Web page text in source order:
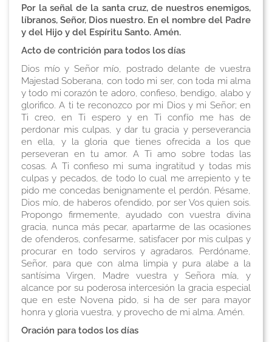
Por la señal de la santa cruz, de nuestros enemigos,
líbranos, Señor, Dios nuestro. En el nombre del Padre
y del Hijo y del Espíritu Santo. Amén.
Acto de contrición para todos los días
Dios mío y Señor mío, postrado delante de vuestra
Majestad Soberana, con todo mi ser, con toda mi alma
y todo mi corazón te adoro, confieso, bendigo, alabo y
glorifico. A ti te reconozco por mi Dios y mi Señor; en
Ti creo, en Ti espero y en Ti confío me has de
perdonar mis culpas, y dar tu gracia y perseverancia
en ella, y la gloria que tienes ofrecida a los que
perseveran en tu amor. A Ti amo sobre todas las
cosas. A Ti confieso mi suma ingratitud y todas mis
culpas y pecados, de todo lo cual me arrepiento y te
pido me concedas benignamente el perdón. Pésame,
Dios mío, de haberos ofendido, por ser Vos quien sois.
Propongo firmemente, ayudado con vuestra divina
gracia, nunca más pecar, apartarme de las ocasiones
de ofenderos, confesarme, satisfacer por mis culpas y
procurar en todo serviros y agradaros. Perdóname,
Señor, para que con alma limpia y pura alabe a la
santísima Virgen, Madre vuestra y Señora mía, y
alcance por su poderosa intercesión la gracia especial
que en este Novena pido, si ha de ser para mayor
honra y gloria vuestra, y provecho de mi alma. Amén.
Oración para todos los días